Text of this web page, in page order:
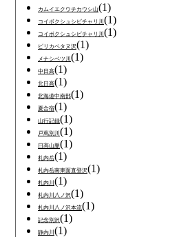
カムイエクウチカウシ山(1)
コイボクシュシビチャリ川 (1)
コイボクシュシビチャリ川 (1)
ピリカペタヌ沢(1)
メナシベツ川 (1)
中日高(1)
北日高(1)
北海道中南部(1)
夏合宿(1)
山行記録(1)
戸蔦別川 (1)
日高山脈(1)
札内岳(1)
札内岳南東面直登沢(1)
札内川 (1)
札内川八ノ沢(1)
札内川八ノ沢本流(1)
記念別沢(1)
静内川 (1)